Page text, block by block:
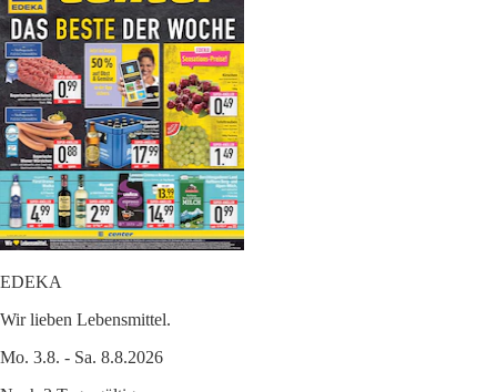
EDEKA
Wir lieben Lebensmittel.
Mo. 3.8. - Sa. 8.8.2026